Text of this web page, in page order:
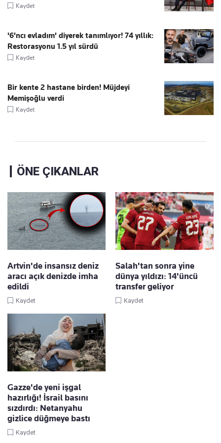
Kaydet
'6'ncı evladım' diyerek tanımlıyor! 74 yıllık:
Restorasyonu 1.5 yıl sürdü
Kaydet
Bir kente 2 hastane birden! Müjdeyi
Memişoğlu verdi
Kaydet
ÖNE ÇIKANLAR
Artvin'de insansız deniz
aracı açık denizde imha
edildi
Kaydet
Salah'tan sonra yine
dünya yıldızı: 14'üncü
transfer geliyor
Kaydet
Gazze'de yeni işgal
hazırlığı! İsrail basını
sızdırdı: Netanyahu
gizlice düğmeye bastı
Kaydet